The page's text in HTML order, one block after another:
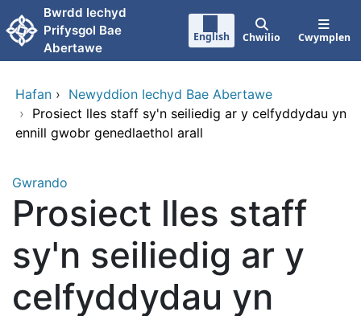
Neidio i'r prif gynnwy
Bwrdd lechyd
Prifysgol Bae
Abertawe
English Chwilio Cwymplen
Hafan › Newyddion Iechyd Bae Abertawe
› Prosiect lles staff sy'n seiliedig ar y celfyddydau yn
ennill gwobr genedlaethol arall
Gwrando
Prosiect lles staff
sy'n seiliedig ar y
celfyddydau yn